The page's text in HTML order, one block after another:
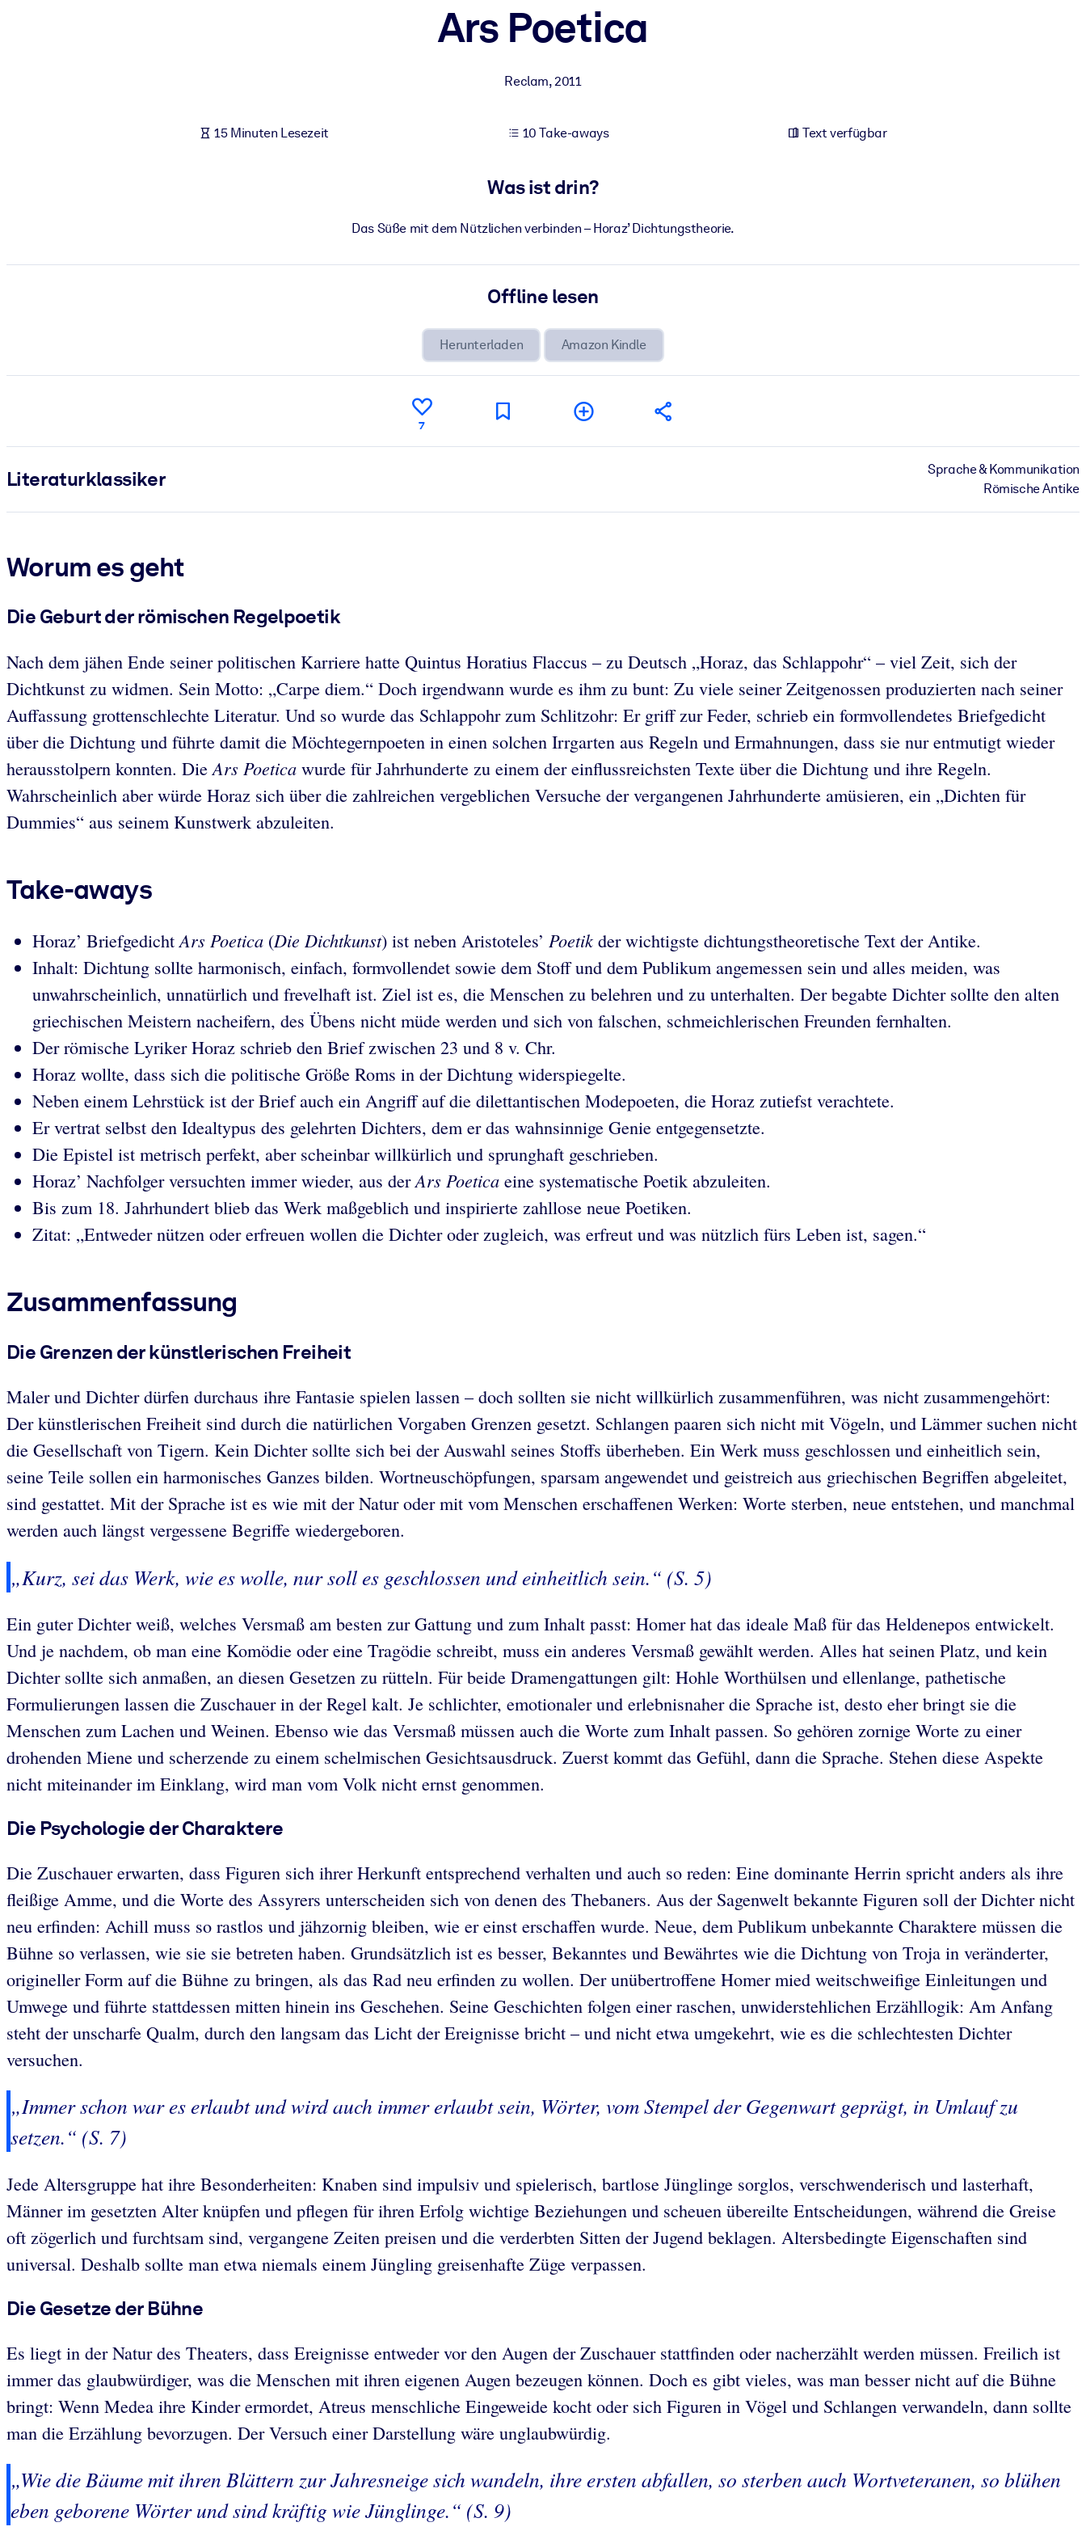
Ars Poetica
Reclam,2011
15 Minuten Lesezeit 10 Take-aways Text verfügbar
Was ist drin?
Das Süße mit dem Nützlichen verbinden – Horaz’ Dichtungstheorie.
Offline lesen
Herunterladen Amazon Kindle
7
Literatur­klassiker
Sprache & Kommunikation
Römische Antike
Worum es geht
Die Geburt der römischen Regelpoetik
Nach dem jähen Ende seiner politischen Karriere hatte Quintus Horatius Flaccus – zu Deutsch „Horaz, das Schlappohr“ – viel Zeit, sich der
Dichtkunst zu widmen. Sein Motto: „Carpe diem.“ Doch irgendwann wurde es ihm zu bunt: Zu viele seiner Zeitgenossen produzierten nach seiner
Auffassung grottenschlechte Literatur. Und so wurde das Schlappohr zum Schlitzohr: Er griff zur Feder, schrieb ein formvollendetes Briefgedicht
über die Dichtung und führte damit die Möchtegernpoeten in einen solchen Irrgarten aus Regeln und Ermahnungen, dass sie nur entmutigt wieder
herausstolpern konnten. Die Ars Poetica wurde für Jahrhunderte zu einem der einflussreichsten Texte über die Dichtung und ihre Regeln.
Wahrscheinlich aber würde Horaz sich über die zahlreichen vergeblichen Versuche der vergangenen Jahrhunderte amüsieren, ein „Dichten für
Dummies“ aus seinem Kunstwerk abzuleiten.
Take-aways
Horaz’ BriefgedichtArs Poetica (Die Dichtkunst) ist neben Aristoteles’ Poetik der wichtigste dichtungstheoretische Text der Antike.
Inhalt: Dichtung sollte harmonisch, einfach, formvollendet sowie dem Stoff und dem Publikum angemessen sein und alles meiden, was
unwahrscheinlich, unnatürlich und frevelhaft ist. Ziel ist es, die Menschen zu belehren und zu unterhalten. Der begabte Dichter sollte den alten
griechischen Meistern nacheifern, des Übens nicht müde werden und sich von falschen, schmeichlerischen Freunden fernhalten.
Der römische Lyriker Horaz schrieb den Brief zwischen 23 und 8 v. Chr.
Horaz wollte, dass sich die politische Größe Roms in der Dichtung widerspiegelte.
Neben einem Lehrstück ist der Brief auch ein Angriff auf die dilettantischen Modepoeten, die Horaz zutiefst verachtete.
Er vertrat selbst den Idealtypus des gelehrten Dichters, dem er das wahnsinnige Genie entgegensetzte.
Die Epistel ist metrisch perfekt, aber scheinbar willkürlich und sprunghaft geschrieben.
Horaz’ Nachfolger versuchten immer wieder, aus derArs Poetica eine systematische Poetik abzuleiten.
Bis zum 18. Jahrhundert blieb das Werk maßgeblich und inspirierte zahllose neue Poetiken.
Zitat: „Entweder nützen oder erfreuen wollen die Dichter oder zugleich, was erfreut und was nützlich fürs Leben ist, sagen.“
Zusammenfassung
Die Grenzen der künstlerischen Freiheit
Maler und Dichter dürfen durchaus ihre Fantasie spielen lassen – doch sollten sie nicht willkürlich zusammenführen, was nicht zusammengehört:
Der künstlerischen Freiheit sind durch die natürlichen Vorgaben Grenzen gesetzt. Schlangen paaren sich nicht mit Vögeln, und Lämmer suchen nicht
die Gesellschaft von Tigern. Kein Dichter sollte sich bei der Auswahl seines Stoffs überheben. Ein Werk muss geschlossen und einheitlich sein,
seine Teile sollen ein harmonisches Ganzes bilden. Wortneuschöpfungen, sparsam angewendet und geistreich aus griechischen Begriffen abgeleitet,
sind gestattet. Mit der Sprache ist es wie mit der Natur oder mit vom Menschen erschaffenen Werken: Worte sterben, neue entstehen, und manchmal
werden auch längst vergessene Begriffe wiedergeboren.
„Kurz, sei das Werk, wie es wolle, nur soll es geschlossen und einheitlich sein.“ (S. 5)
Ein guter Dichter weiß, welches Versmaß am besten zur Gattung und zum Inhalt passt: Homer hat das ideale Maß für das Heldenepos entwickelt.
Und je nachdem, ob man eine Komödie oder eine Tragödie schreibt, muss ein anderes Versmaß gewählt werden. Alles hat seinen Platz, und kein
Dichter sollte sich anmaßen, an diesen Gesetzen zu rütteln. Für beide Dramengattungen gilt: Hohle Worthülsen und ellenlange, pathetische
Formulierungen lassen die Zuschauer in der Regel kalt. Je schlichter, emotionaler und erlebnisnaher die Sprache ist, desto eher bringt sie die
Menschen zum Lachen und Weinen. Ebenso wie das Versmaß müssen auch die Worte zum Inhalt passen. So gehören zornige Worte zu einer
drohenden Miene und scherzende zu einem schelmischen Gesichtsausdruck. Zuerst kommt das Gefühl, dann die Sprache. Stehen diese Aspekte
nicht miteinander im Einklang, wird man vom Volk nicht ernst genommen.
Die Psychologie der Charaktere
Die Zuschauer erwarten, dass Figuren sich ihrer Herkunft entsprechend verhalten und auch so reden: Eine dominante Herrin spricht anders als ihre
fleißige Amme, und die Worte des Assyrers unterscheiden sich von denen des Thebaners. Aus der Sagenwelt bekannte Figuren soll der Dichter nicht
neu erfinden: Achill muss so rastlos und jähzornig bleiben, wie er einst erschaffen wurde. Neue, dem Publikum unbekannte Charaktere müssen die
Bühne so verlassen, wie sie sie betreten haben. Grundsätzlich ist es besser, Bekanntes und Bewährtes wie die Dichtung von Troja in veränderter,
origineller Form auf die Bühne zu bringen, als das Rad neu erfinden zu wollen. Der unübertroffene Homer mied weitschweifige Einleitungen und
Umwege und führte stattdessen mitten hinein ins Geschehen. Seine Geschichten folgen einer raschen, unwiderstehlichen Erzähllogik: Am Anfang
steht der unscharfe Qualm, durch den langsam das Licht der Ereignisse bricht – und nicht etwa umgekehrt, wie es die schlechtesten Dichter
versuchen.
„Immer schon war es erlaubt und wird auch immer erlaubt sein, Wörter, vom Stempel der Gegenwart geprägt, in Umlauf zu
setzen.“ (S. 7)
Jede Altersgruppe hat ihre Besonderheiten: Knaben sind impulsiv und spielerisch, bartlose Jünglinge sorglos, verschwenderisch und lasterhaft,
Männer im gesetzten Alter knüpfen und pflegen für ihren Erfolg wichtige Beziehungen und scheuen übereilte Entscheidungen, während die Greise
oft zögerlich und furchtsam sind, vergangene Zeiten preisen und die verderbten Sitten der Jugend beklagen. Altersbedingte Eigenschaften sind
universal. Deshalb sollte man etwa niemals einem Jüngling greisenhafte Züge verpassen.
Die Gesetze der Bühne
Es liegt in der Natur des Theaters, dass Ereignisse entweder vor den Augen der Zuschauer stattfinden oder nacherzählt werden müssen. Freilich ist
immer das glaubwürdiger, was die Menschen mit ihren eigenen Augen bezeugen können. Doch es gibt vieles, was man besser nicht auf die Bühne
bringt: Wenn Medea ihre Kinder ermordet, Atreus menschliche Eingeweide kocht oder sich Figuren in Vögel und Schlangen verwandeln, dann sollte
man die Erzählung bevorzugen. Der Versuch einer Darstellung wäre unglaubwürdig.
„Wie die Bäume mit ihren Blättern zur Jahresneige sich wandeln, ihre ersten abfallen, so sterben auch Wortveteranen, so blühen
eben geborene Wörter und sind kräftig wie Jünglinge.“ (S. 9)